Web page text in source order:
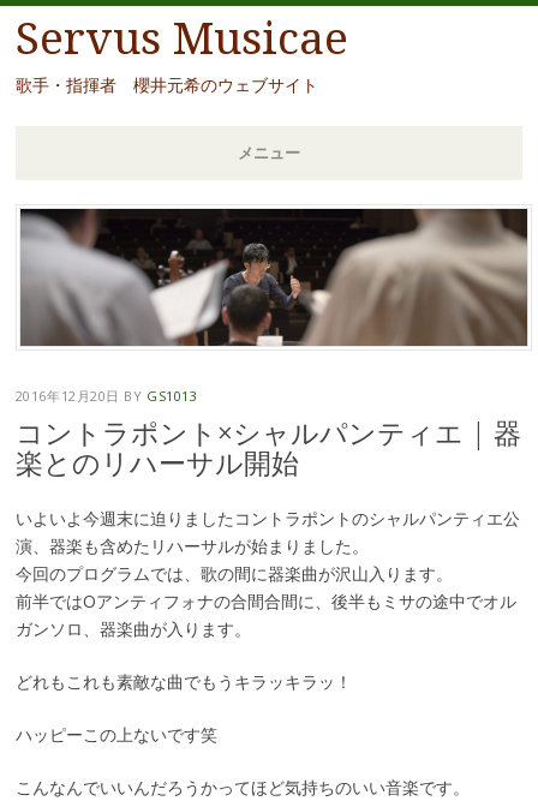
Servus Musicae
歌手・指揮者 櫻井元希のウェブサイト
メニュー
コ
ン
テ
移
2016年12月20日 BY GS1013
コントラポント×シャルパンティエ | 器
楽とのリハーサル開始
いよいよ今週末に迫りましたコントラポントのシャルパンティエ公
演、器楽も含めたリハーサルが始まりました。
今回のプログラムでは、歌の間に器楽曲が沢山入ります。
前半ではOアンティフォナの合間合間に、後半もミサの途中でオル
ガンソロ、器楽曲が入ります。
どれもこれも素敵な曲でもうキラッキラッ！
ハッピーこの上ないです笑
こんなんでいいんだろうかってほど気持ちのいい音楽です。